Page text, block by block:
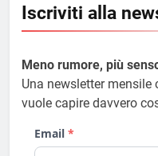
Iscriviti alla
Meno rumore, più
Una newsletter mensile
vuole capire davvero